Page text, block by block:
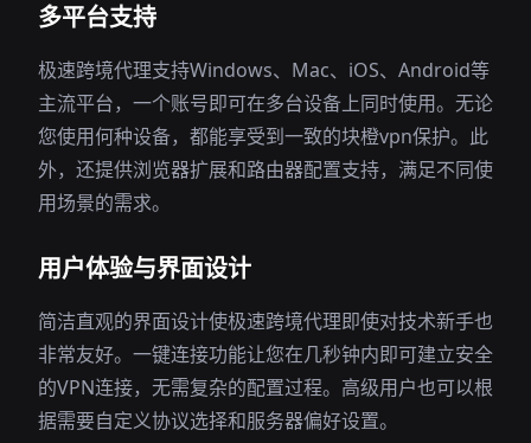
多平台支持
极速跨境代理支持Windows、Mac、iOS、Android等
主流平台，一个账号即可在多台设备上同时使用。无论
您使用何种设备，都能享受到一致的块橙vpn保护。此
外，还提供浏览器扩展和路由器配置支持，满足不同使
用场景的需求。
用户体验与界面设计
简洁直观的界面设计使极速跨境代理即使对技术新手也
非常友好。一键连接功能让您在几秒钟内即可建立安全
的VPN连接，无需复杂的配置过程。高级用户也可以根
据需要自定义协议选择和服务器偏好设置。